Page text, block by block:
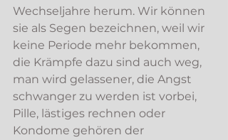
Wechseljahre herum. Wir können
sie als Segen bezeichnen, weil wir
keine Periode mehr bekommen,
die Krämpfe dazu sind auch weg,
man wird gelassener, die Angst
schwanger zu werden ist vorbei,
Pille, lästiges rechnen oder
Kondome gehören der